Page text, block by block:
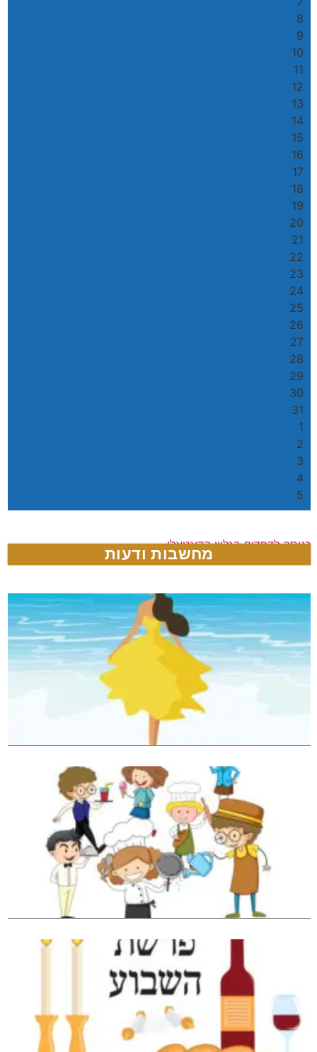
8
9
10
11
12
13
14
15
16
17
18
19
20
21
22
23
24
25
26
27
28
29
30
31
1
2
3
4
5
כניסה לדפדוף בגליון הדיגטאלי
מחשבות ודעות